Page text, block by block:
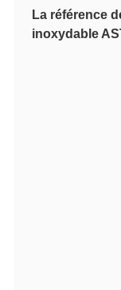
La référence
inoxydable